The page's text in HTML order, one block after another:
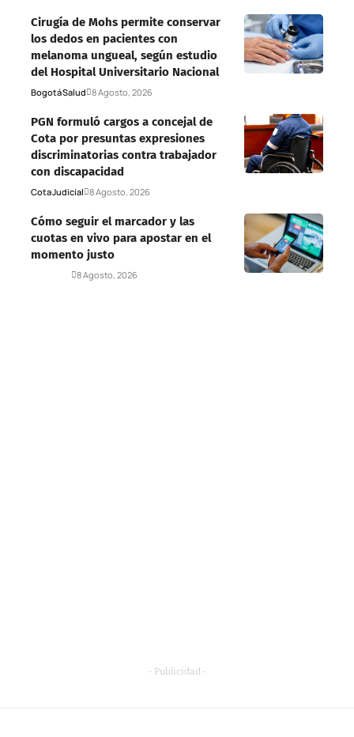
Cirugía de Mohs permite conservar
los dedos en pacientes con
melanoma ungueal, según estudio
del Hospital Universitario Nacional
BogotáSalud 8 Agosto, 2026
PGN formuló cargos a concejal de
Cota por presuntas expresiones
discriminatorias contra trabajador
con discapacidad
CotaJudicial 8 Agosto, 2026
Cómo seguir el marcador y las
cuotas en vivo para apostar en el
momento justo
8 Agosto, 2026
- Publicidad -